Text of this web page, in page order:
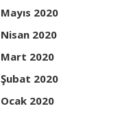
Mayıs 2020
Nisan 2020
Mart 2020
Şubat 2020
Ocak 2020